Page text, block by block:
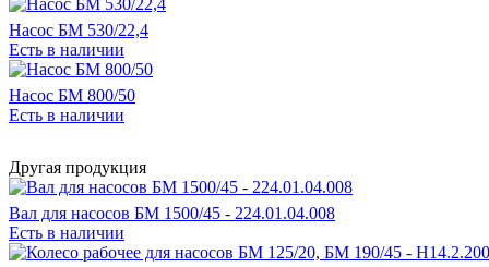
Насос БМ 530/22,4
Есть в наличии
Насос БМ 800/50
Есть в наличии
Другая продукция
Вал для насосов БМ 1500/45 - 224.01.04.008
Есть в наличии